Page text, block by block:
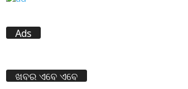
Ads
ଖବର ଏବେ ଏବେ